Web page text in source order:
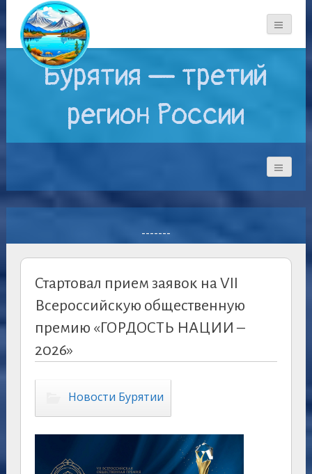
Бурятия — третий
регион России
-------
Стартовал прием заявок на VII
Всероссийскую общественную
премию «ГОРДОСТЬ НАЦИИ –
2026»
Новости Бурятии